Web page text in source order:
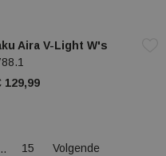
Aira V-Light W's
129,99
15 VolgendePagina